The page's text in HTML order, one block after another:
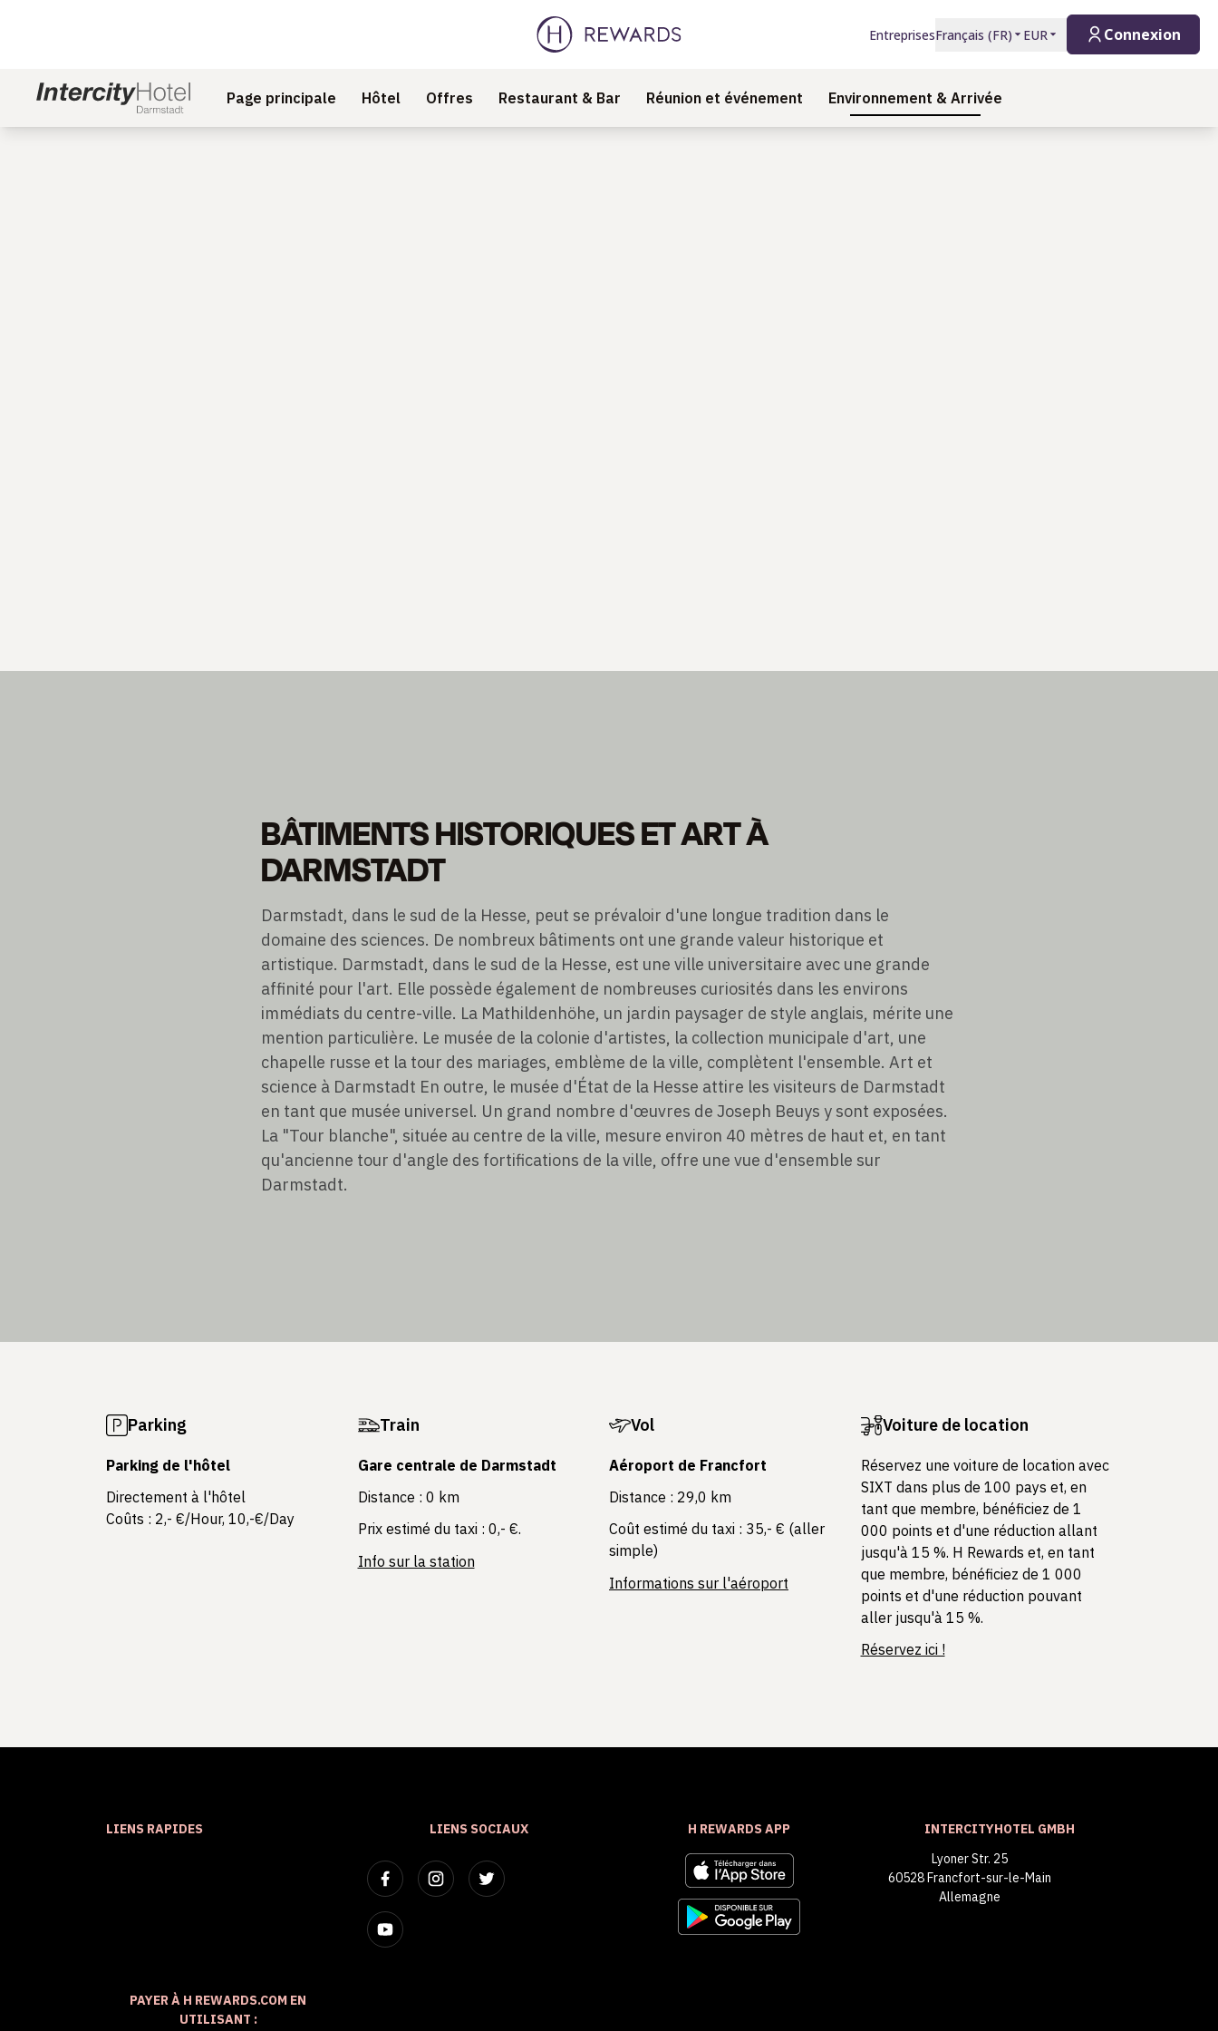
EntreprisesFrançais (FR) EUR Connexion
Page principale Hôtel Offres Restaurant & Bar Réunion et événement Environnement & Arrivée
BÂTIMENTS HISTORIQUES ET ART À
DARMSTADT
Darmstadt, dans le sud de la Hesse, peut se prévaloir d'une longue tradition dans le
domaine des sciences. De nombreux bâtiments ont une grande valeur historique et
artistique. Darmstadt, dans le sud de la Hesse, est une ville universitaire avec une grande
affinité pour l'art. Elle possède également de nombreuses curiosités dans les environs
immédiats du centre-ville. La Mathildenhöhe, un jardin paysager de style anglais, mérite une
mention particulière. Le musée de la colonie d'artistes, la collection municipale d'art, une
chapelle russe et la tour des mariages, emblème de la ville, complètent l'ensemble. Art et
science à Darmstadt En outre, le musée d'État de la Hesse attire les visiteurs de Darmstadt
en tant que musée universel. Un grand nombre d'œuvres de Joseph Beuys y sont exposées.
La "Tour blanche", située au centre de la ville, mesure environ 40 mètres de haut et, en tant
qu'ancienne tour d'angle des fortifications de la ville, offre une vue d'ensemble sur
Darmstadt.
Parking
Parking de l'hôtel
Directement à l'hôtel
Coûts : 2,- €/Hour, 10,-€/Day
Train
Gare centrale de Darmstadt
Distance : 0 km
Prix estimé du taxi : 0,- €.
Info sur la station
Vol
Aéroport de Francfort
Distance : 29,0 km
Coût estimé du taxi : 35,- € (aller
simple)
Informations sur l'aéroport
Voiture de location
Réservez une voiture de location avec
SIXT dans plus de 100 pays et, en
tant que membre, bénéficiez de 1
000 points et d'une réduction allant
jusqu'à 15 %. H Rewards et, en tant
que membre, bénéficiez de 1 000
points et d'une réduction pouvant
aller jusqu'à 15 %.
Réservez ici !
LIENS RAPIDES LIENS SOCIAUX H REWARDS APP
INTERCITYHOTEL GMBH
Lyoner Str. 25
60528 Francfort-sur-le-Main
Allemagne
PAYER À H REWARDS.COM EN
UTILISANT :